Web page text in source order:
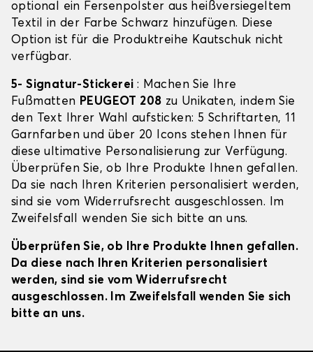
optional ein Fersenpolster aus heißversiegeltem
Textil in der Farbe Schwarz hinzufügen. Diese
Option ist für die Produktreihe Kautschuk nicht
verfügbar.
5- Signatur-Stickerei : Machen Sie Ihre
Fußmatten PEUGEOT 208 zu Unikaten, indem Sie
den Text Ihrer Wahl aufsticken: 5 Schriftarten, 11
Garnfarben und über 20 Icons stehen Ihnen für
diese ultimative Personalisierung zur Verfügung.
Überprüfen Sie, ob Ihre Produkte Ihnen gefallen.
Da sie nach Ihren Kriterien personalisiert werden,
sind sie vom Widerrufsrecht ausgeschlossen. Im
Zweifelsfall wenden Sie sich bitte an uns.
Überprüfen Sie, ob Ihre Produkte Ihnen gefallen.
Da diese nach Ihren Kriterien personalisiert
werden, sind sie vom Widerrufsrecht
ausgeschlossen. Im Zweifelsfall wenden Sie sich
bitte an uns.